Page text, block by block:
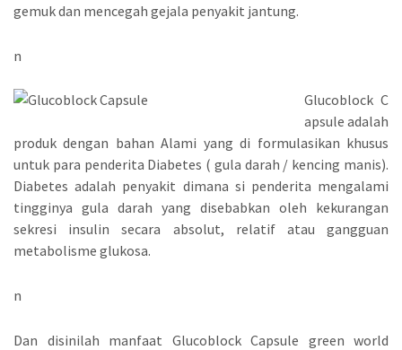
gemuk dan mencegah gejala penyakit jantung.
n
Glucoblock C
apsule adalah
produk dengan bahan Alami yang di formulasikan khusus
untuk para penderita Diabetes ( gula darah / kencing manis).
Diabetes adalah penyakit dimana si penderita mengalami
tingginya gula darah yang disebabkan oleh kekurangan
sekresi insulin secara absolut, relatif atau gangguan
metabolisme glukosa.
n
Dan disinilah manfaat Glucoblock Capsule green world